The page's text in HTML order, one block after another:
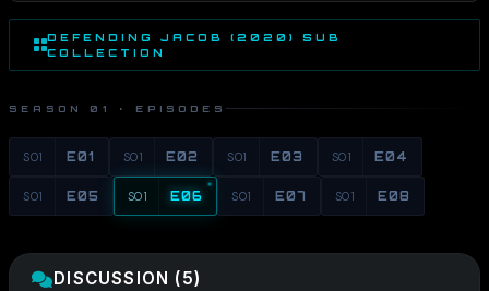
DEFENDING JACOB (2020) SUB
COLLECTION
SEASON 01 · EPISODES
S01 E01 S01 E02 S01 E03 S01 E04
S01 E05 S01 E06 S01 E07 S01 E08
DISCUSSION (5)